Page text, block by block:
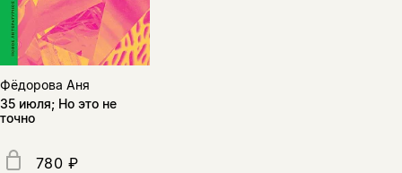
Фёдорова Аня
35 июля; Но это не
точно
780 ₽